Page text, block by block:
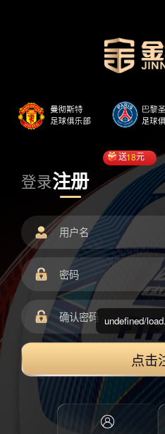
登录注册
送18元
点击
undefined/